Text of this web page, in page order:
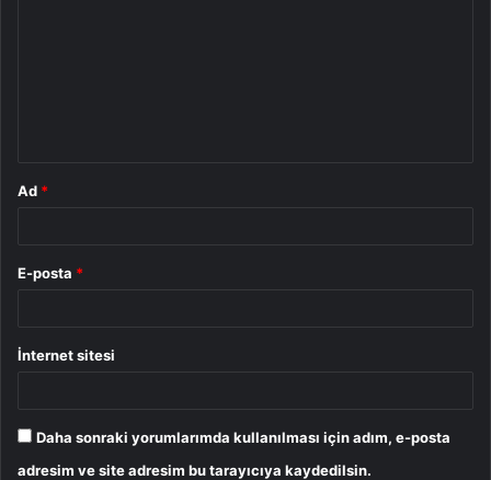
Ad *
E-posta *
İnternet sitesi
Daha sonraki yorumlarımda kullanılması için adım, e-posta
adresim ve site adresim bu tarayıcıya kaydedilsin.